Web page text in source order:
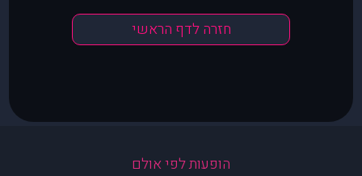
חזרה לדף הראשי
הופעות לפי אולם